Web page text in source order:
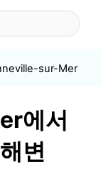
sur-Mer
에서
변